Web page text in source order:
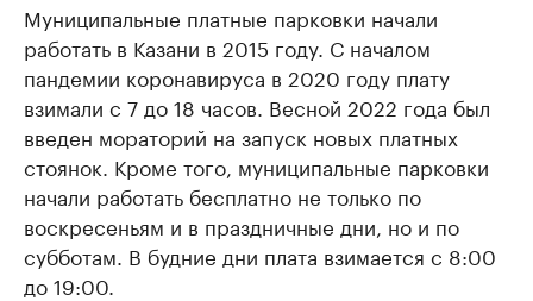
Муниципальные платные парковки начали
работать в Казани в 2015 году. С началом
пандемии коронавируса в 2020 году плату
взимали с 7 до 18 часов. Весной 2022 года был
введен мораторий на запуск новых платных
стоянок. Кроме того, муниципальные парковки
начали работать бесплатно не только по
воскресеньям и в праздничные дни, но и по
субботам. В будние дни плата взимается с 8:00
до 19:00.